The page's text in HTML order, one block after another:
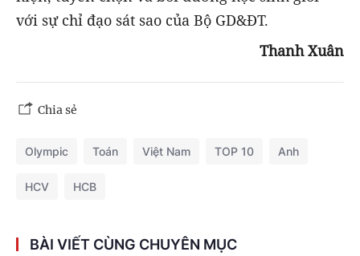
với sự chỉ đạo sát sao của Bộ GD&ĐT.
Thanh Xuân
Chia sẻ
Olympic Toán Việt Nam TOP 10 Anh
HCV HCB
BÀI VIẾT CÙNG CHUYÊN MỤC